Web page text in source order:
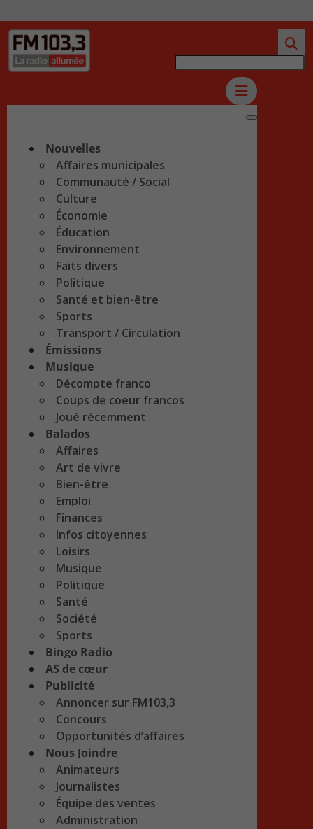
Nouvelles
Affaires municipales
Communauté / Social
Culture
Économie
Éducation
Environnement
Faits divers
Politique
Santé et bien-être
Sports
Transport / Circulation
Émissions
Musique
Décompte franco
Coups de coeur francos
Joué récemment
Balados
Affaires
Art de vivre
Bien-être
Emploi
Finances
Infos citoyennes
Loisirs
Musique
Politique
Santé
Société
Sports
Bingo Radio
AS de cœur
Publicité
Annoncer sur FM103,3
Concours
Opportunités d’affaires
Nous Joindre
Animateurs
Journalistes
Équipe des ventes
Administration